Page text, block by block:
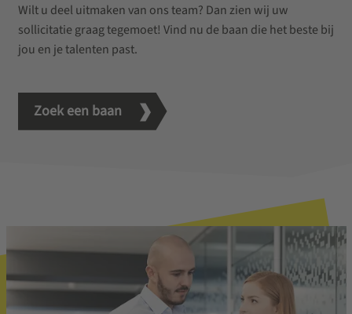
Wilt u deel uitmaken van ons team? Dan zien wij uw
sollicitatie graag tegemoet! Vind nu de baan die het beste bij
jou en je talenten past.
Zoek een baan